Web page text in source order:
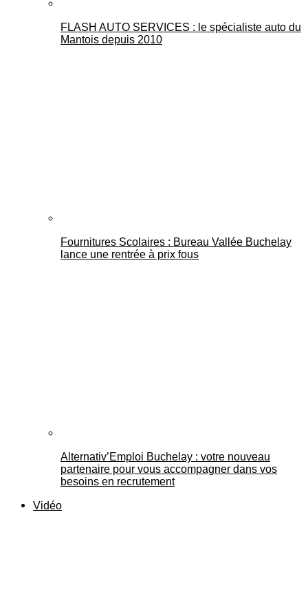
FLASH AUTO SERVICES : le spécialiste auto du
Mantois depuis 2010
Fournitures Scolaires : Bureau Vallée Buchelay
lance une rentrée à prix fous
Alternativ’Emploi Buchelay : votre nouveau
partenaire pour vous accompagner dans vos
besoins en recrutement
Vidéo